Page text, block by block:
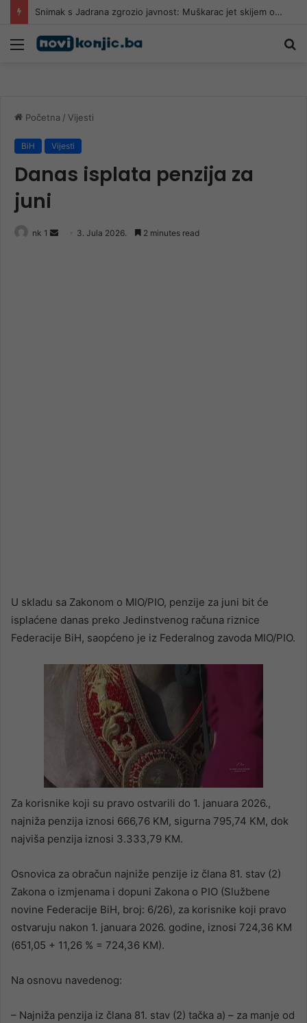
Snimak s Jadrana zgrozio javnost: Muškarac jet skijem ometao avione koji su gasili požar
Meni
Početna / Vijesti
BiH Vijesti
Danas isplata penzija za
juni
nk 1
Send 3. Jula 2026. 2 minutes read
U skladu sa Zakonom o MIO/PIO, penzije za juni bit će
isplaćene danas preko Jedinstvenog računa riznice
Federacije BiH, saopćeno je iz Federalnog zavoda MIO/PIO.
Za korisnike koji su pravo ostvarili do 1. januara 2026.,
najniža penzija iznosi 666,76 KM, sigurna 795,74 KM, dok
najviša penzija iznosi 3.333,79 KM.
Osnovica za obračun najniže penzije iz člana 81. stav (2)
Zakona o izmjenama i dopuni Zakona o PIO (Službene
novine Federacije BiH, broj: 6/26), za korisnike koji pravo
ostvaruju nakon 1. januara 2026. godine, iznosi 724,36 KM
(651,05 + 11,26 % = 724,36 KM).
Na osnovu navedenog:
– Najniža penzija iz člana 81. stav (2) tačka a) – za manje od